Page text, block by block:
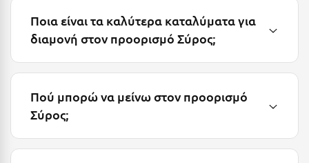
Λαγκάδια
Λακόπετρα Αχαΐας
Λακωνία
Λασίθι
Ποια είναι τα καλύτερα καταλύματα για
διαμονή στον προορισμό Σύρος;
Πού μπορώ να μείνω στον προορισμό
Σύρος;